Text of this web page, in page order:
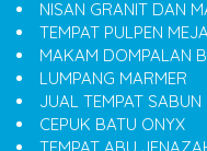
NISAN GRANIT DAN
TEMPAT PULPEN
MAKAM DOMPALAN
LUMPANG MARMER
JUAL TEMPAT SABUN
CEPUK BATU ONYX